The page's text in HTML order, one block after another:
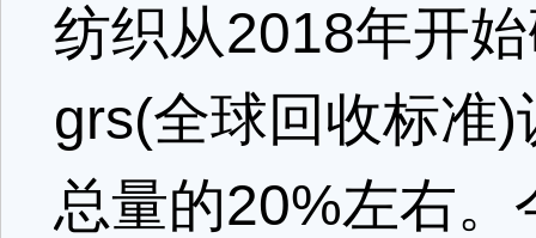
纺织从2018年开
grs(全球回收标准
总量的20%左右